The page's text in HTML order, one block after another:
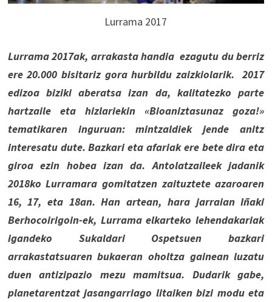
Lurrama 2017
Lurrama 2017ak, arrakasta handia ezagutu du berriz
ere 20.000 bisitariz gora hurbildu zaizkiolarik. 2017
edizoa biziki aberatsa izan da, kalitatezko parte
hartzaile eta hizlariekin «Bioaniztasunaz goza!»
tematikaren inguruan: mintzaldiek jende anitz
interesatu dute. Bazkari eta afariak ere bete dira eta
giroa ezin hobea izan da. Antolatzaileek jadanik
2018ko Lurramara gomitatzen zaituztete azaroaren
16, 17, eta 18an. Han artean, hara jarraian Iñaki
Berhocoirigoin-ek, Lurrama elkarteko lehendakariak
igandeko Sukaldari Ospetsuen bazkari
arrakastatsuaren bukaeran oholtza gainean luzatu
duen antizipazio mezu mamitsua. Dudarik gabe,
planetarentzat jasangarriago litaiken bizi modu eta